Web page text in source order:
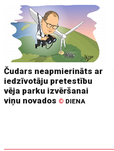
Čudars neapmierināts ar
iedzīvotāju pretestību
vēja parku izvēršanai
viņu novados © DIENA